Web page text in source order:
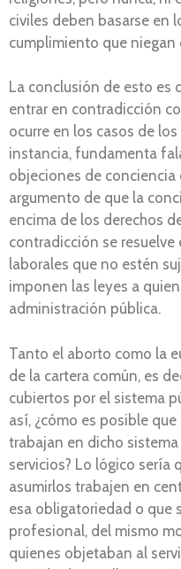
civiles deben basarse en
cumplimiento que niegan
La conclusión de esto es
entrar en contradicción
ocurre en los casos de
instancia, fundamenta
objeciones de
argumento de que la
encima de los derechos
contradicción se
laborales que no estén
imponen las leyes a
administración pública.
Tanto el aborto como la
de la cartera común, es
cubiertos por el sistema
así, ¿cómo es posible
trabajan en dicho
servicios? Lo lógico sería
asumirlos trabajen en
esa obligatoriedad o que
profesional, del mismo
quienes objetaban al